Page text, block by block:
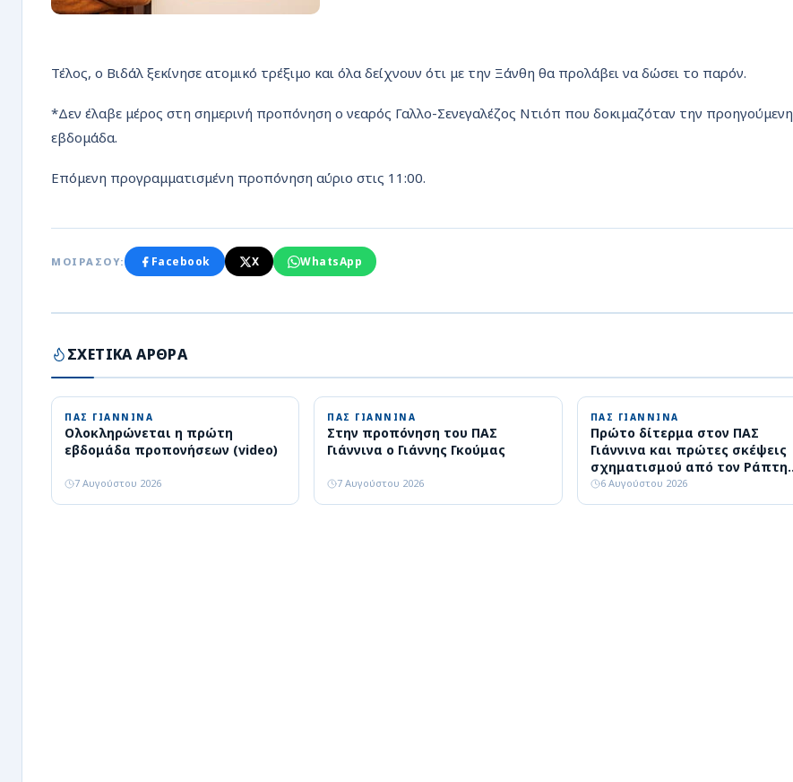
Τέλος, ο Βιδάλ ξεκίνησε ατομικό τρέξιμο και όλα δείχνουν ότι με την Ξάνθη θα προλάβει να δώσει το παρόν.
*Δεν έλαβε μέρος στη σημερινή προπόνηση ο νεαρός Γαλλο-Σενεγαλέζος Ντιόπ που δοκιμαζόταν την προηγούμενη
εβδομάδα.
Επόμενη προγραμματισμένη προπόνηση αύριο στις 11:00.
ΜΟΙΡΑΣΟΥ: Facebook X WhatsApp
ΣΧΕΤΙΚΑ ΑΡΘΡΑ
ΠΑΣ ΓΙΑΝΝΙΝΑ
Ολοκληρώνεται η πρώτη
εβδομάδα προπονήσεων (video)
7 Αυγούστου 2026
ΠΑΣ ΓΙΑΝΝΙΝΑ
Στην προπόνηση του ΠΑΣ
Γιάννινα ο Γιάννης Γκούμας
7 Αυγούστου 2026
ΠΑΣ ΓΙΑΝΝΙΝΑ
Πρώτο δίτερμα στον ΠΑΣ
Γιάννινα και πρώτες σκέψεις
σχηματισμού από τον Ράπτη
(video)
6 Αυγούστου 2026